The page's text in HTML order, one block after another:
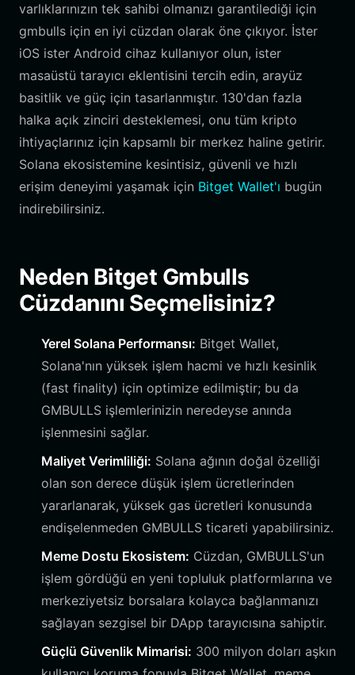
varlıklarınızın tek sahibi olmanızı garantilediği için
gmbulls için en iyi cüzdan olarak öne çıkıyor. İster
iOS ister Android cihaz kullanıyor olun, ister
masaüstü tarayıcı eklentisini tercih edin, arayüz
basitlik ve güç için tasarlanmıştır. 130'dan fazla
halka açık zinciri desteklemesi, onu tüm kripto
ihtiyaçlarınız için kapsamlı bir merkez haline getirir.
Solana ekosistemine kesintisiz, güvenli ve hızlı
erişim deneyimi yaşamak için Bitget Wallet'ı bugün
indirebilirsiniz.
Neden Bitget Gmbulls
Cüzdanını Seçmelisiniz?
Yerel Solana Performansı: Bitget Wallet,
Solana'nın yüksek işlem hacmi ve hızlı kesinlik
(fast finality) için optimize edilmiştir; bu da
GMBULLS işlemlerinizin neredeyse anında
işlenmesini sağlar.
Maliyet Verimliliği: Solana ağının doğal özelliği
olan son derece düşük işlem ücretlerinden
yararlanarak, yüksek gas ücretleri konusunda
endişelenmeden GMBULLS ticareti yapabilirsiniz.
Meme Dostu Ekosistem: Cüzdan, GMBULLS'un
işlem gördüğü en yeni topluluk platformlarına ve
merkeziyetsiz borsalara kolayca bağlanmanızı
sağlayan sezgisel bir DApp tarayıcısına sahiptir.
Güçlü Güvenlik Mimarisi: 300 milyon doları aşkın